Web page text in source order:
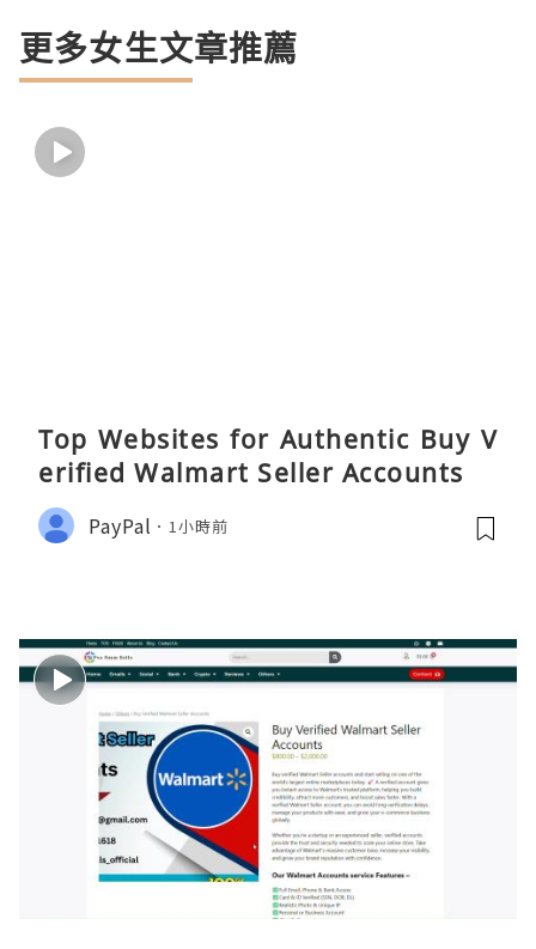
更多女生文章推薦
Top Websites for Authentic Buy V
erified Walmart Seller Accounts
PayPal 1小時前